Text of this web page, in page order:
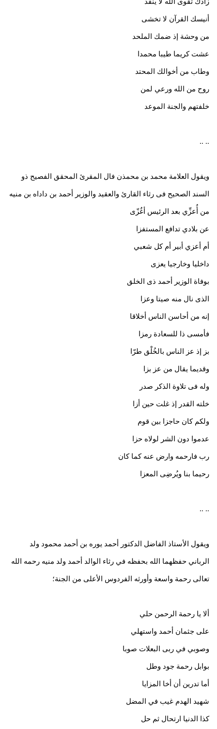
أنيسك القرآن لا تخشى
من وحشة إذ ضمك الملحد
عشت كريما طيبا محمدا
وطاب من أخوالك المحتد
روح من الله ورعي لمن
خلفتهم والجنة الموعد
.. ..
ويقول العلامة محمد بن محمذن فال المقرئ المحقق الفصيح ذو
السند الصحيح فى رثاء القارئ والعقيد والوزير أحمد بن داداه بن منيه
من أُعزِّي بعد الرئيس أغُزّى
عن بلادي تدافع المستفزا
أم أعزي أبير أم كل شعبي
داخليا وخارجيا يعزى
بوفاة الوزير أحمد ذى الخلق
الذى نال منه صيتا وعزا
إنه من أحاسن الناس أخلاقا
فأمسى ذا للسعادة رمزا
بز إذ عز الناس بالخُلْق طرّا
وقديما يقال من عز بزا
وله فى تلاوة الذكر صدر
خلته القدر إذ غلت حين أزا
ولكم كان حاجزا بين قوم
عدموا دون الشر لولاه حزا
رب فارحمه وارض عنه كما كان
رحيما بنا ويُرضِى المعزا
.. ..
ويقول الأستاذ الفاضل الدكتور أحمد يوره بن أحمد محمود ولد
الرباني حفظهما الله بحفظه في رثاء الوالد أحمد ولد منيه رحمه الله
تعالى رحمة واسعة وأورثه الفردوس الأعلى من الجنة؛
ألا يا رحمة الرحمن حلي
على جثمان أحمد واستهلي
وصوبي في ربى البعلات صوبا
بوابل رحمة جود وطل
أما تدرين أن أخا المزايا
شهيد الهدم غيب في المضل
كذا الدنيا ارتحال ثم حل